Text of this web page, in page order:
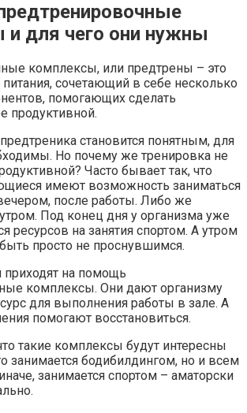
и для чего они нужны
комплексы, или предтрены – это
сочетающий в себе несколько
помогающих сделать
продуктивной.
становится понятным, для
Но почему же тренировка не
Часто бывает так, что
имеют возможность заниматься
после работы. Либо же
Под конец дня у организма уже
ресурсов на занятия спортом. А утром
просто не проснувшимся.
приходят на помощь
комплексы. Они дают организму
для выполнения работы в зале. А
помогают восстановиться.
такие комплексы будут интересны
занимается бодибилдингом, но и всем
занимается спортом – аматорски